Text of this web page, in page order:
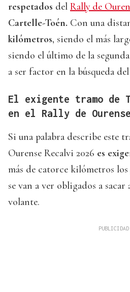
respetados del Rally de
Cartelle-Toén. Con una
kilómetros, siendo el más
siendo el último de la
a ser factor en la búsqueda
El exigente tramo de
en el Rally de
Si una palabra describe este
Ourense Recalvi 2026 es
más de catorce kilómetros
se van a ver obligados a
volante.